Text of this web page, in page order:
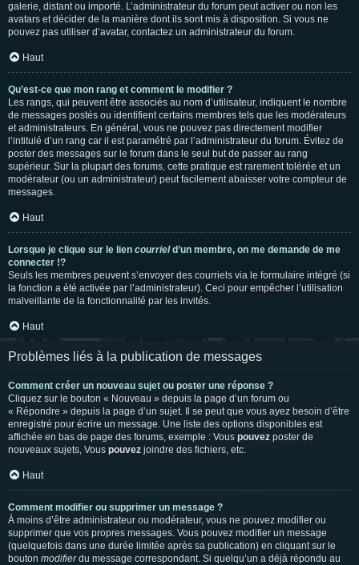
galerie, distant ou importé. L’administrateur du forum peut activer ou non les
avatars et décider de la manière dont ils sont mis à disposition. Si vous ne
pouvez pas utiliser d’avatar, contactez un administrateur du forum.
Haut
Qu’est-ce que mon rang et comment le modifier ?
Les rangs, qui peuvent être associés au nom d’utilisateur, indiquent le nombre
de messages postés ou identifient certains membres tels que les modérateurs
et administrateurs. En général, vous ne pouvez pas directement modifier
l’intitulé d’un rang car il est paramétré par l’administrateur du forum. Évitez de
poster des messages sur le forum dans le seul but de passer au rang
supérieur. Sur la plupart des forums, cette pratique est rarement tolérée et un
modérateur (ou un administrateur) peut facilement abaisser votre compteur de
messages.
Haut
Lorsque je clique sur le lien courrield’un membre, on me demande de me
connecter !?
Seuls les membres peuvent s’envoyer des courriels via le formulaire intégré (si
la fonction a été activée par l’administrateur). Ceci pour empêcher l’utilisation
malveillante de la fonctionnalité par les invités.
Haut
Problèmes liés à la publication de messages
Comment créer un nouveau sujet ou poster une réponse ?
Cliquez sur le bouton « Nouveau » depuis la page d’un forum ou
« Répondre » depuis la page d’un sujet. Il se peut que vous ayez besoin d’être
enregistré pour écrire un message. Une liste des options disponibles est
affichée en bas de page des forums, exemple : Vous pouvez poster de
nouveaux sujets, Vous pouvez joindre des fichiers, etc.
Haut
Comment modifier ou supprimer un message ?
À moins d’être administrateur ou modérateur, vous ne pouvez modifier ou
supprimer que vos propres messages. Vous pouvez modifier un message
(quelquefois dans une durée limitée après sa publication) en cliquant sur le
bouton modifierdu message correspondant. Si quelqu’un a déjà répondu au